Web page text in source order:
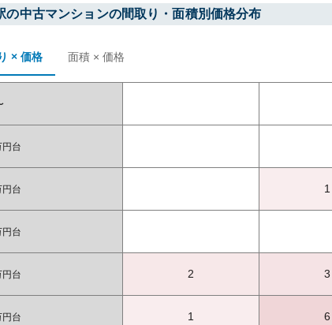
の中古マンションの間取り・面積別価格分布
× 価格 面積 × 価格
台
台 1
台
台 2 3
台 1 6